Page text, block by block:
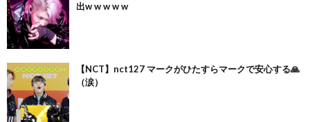
出w w w w w
【NCT】nct127 マークがひたすらマークで安心する🙏
（涙）